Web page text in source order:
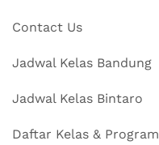
Contact Us
Jadwal Kelas Bandung
Jadwal Kelas Bintaro
Daftar Kelas & Program